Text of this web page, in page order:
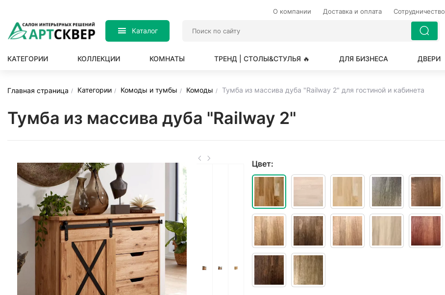
О компании Доставка и оплата Сотрудничество
Каталог
КАТЕГОРИИ КОЛЛЕКЦИИ КОМНАТЫ ТРЕНД | СТОЛЫ&СТУЛЬЯ 🔥 ДЛЯ БИЗНЕСА ДВЕРИ
Главная страница Категории Комоды и тумбы Комоды Тумба из массива дуба "Railway 2" для гостиной и кабинета
Тумба из массива дуба "Railway 2"
Цвет: